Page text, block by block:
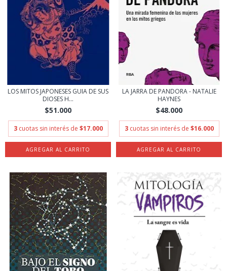
LOS MITOS JAPONESES GUIA DE SUS
DIOSES H...
$51.000
3 cuotas sin interés de $17.000
LA JARRA DE PANDORA - NATALIE
HAYNES
$48.000
3 cuotas sin interés de $16.000